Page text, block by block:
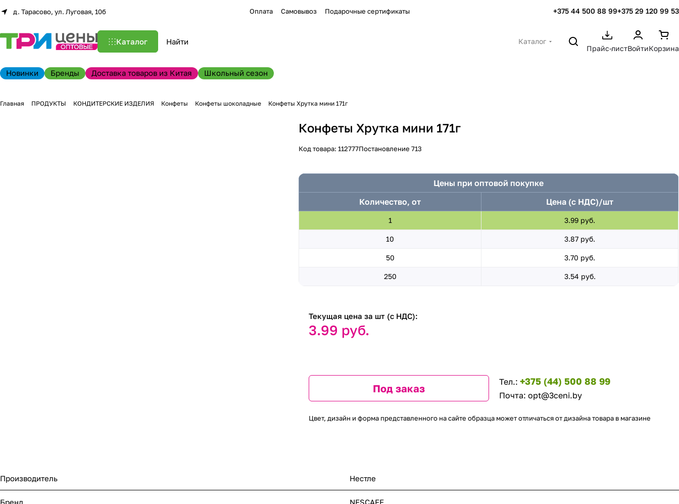
д. Тарасово, ул. Луговая, 10б Оплата Самовывоз Подарочные сертификаты +375 44 500 88 99+375 29 120 99 53
Каталог
Каталог
Прайс-листВойтиКорзина
Новинки Бренды Доставка товаров из Китая Школьный сезон
Главная ПРОДУКТЫ КОНДИТЕРСКИЕ ИЗДЕЛИЯ Конфеты Конфеты шоколадные Конфеты Хрутка мини 171г
Конфеты Хрутка мини 171г
Код товара:112777Постановление 713
Цены при оптовой покупке
Количество, от
Цена (с НДС)/шт
1 3.99 руб.
10 3.87 руб.
50 3.70 руб.
250 3.54 руб.
Текущая цена за шт (с НДС):
3.99 руб.
Под заказ
Тел.: +375 (44) 500 88 99
Почта: opt@3ceni.by
Цвет, дизайн и форма представленного на сайте образца может отличаться от дизайна товара в магазине
Производитель Нестле
Бренд NESCAFE